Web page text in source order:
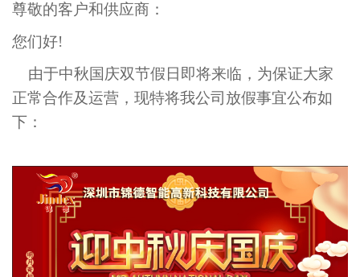
尊敬的客户和供应商：
您们好!
由于中秋国庆双节假日即将来临，为保证大家
正常合作及运营，现特将我公司放假事宜公布如
下：